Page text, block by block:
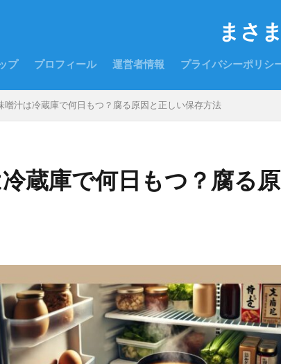
まさ
プ プロフィール 運営者情報 プライバシーポリシ
噌汁は冷蔵庫で何日もつ？腐る原因と正しい保存方法
冷蔵庫で何日もつ？腐る